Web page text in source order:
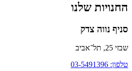
החנויות שלנו
סניף נווה צדק
שבזי 25, תל־אביב
טלפון: 03-5491396